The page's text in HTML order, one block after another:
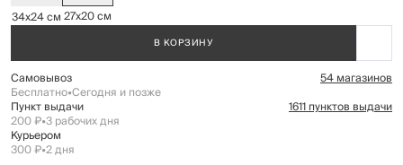
34х24 см27х20 см
В КОРЗИНУ
Самовывоз 54 магазинов
Бесплатно•Сегодня и позже
Пункт выдачи 1611 пунктов выдачи
200 ₽•3 рабочих дня
Курьером
300 ₽•2 дня